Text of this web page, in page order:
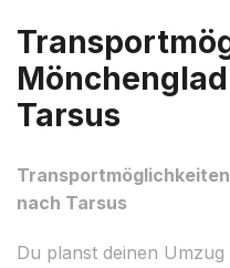
Tarsus
nach Tarsus
Du planst deinen